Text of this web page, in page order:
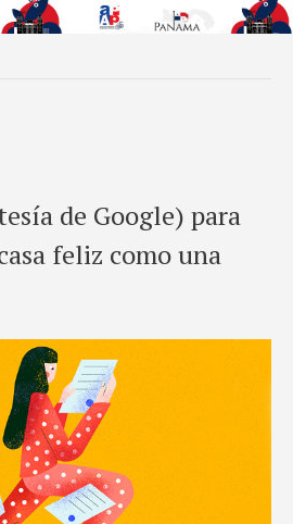
de Google) para
feliz como una